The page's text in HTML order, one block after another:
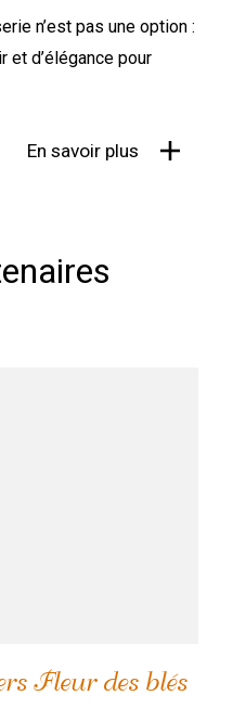
n’est pas une option :
et d’élégance pour
En savoir plus
Fleur des blés